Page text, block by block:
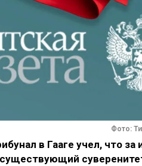
Фото:
в Гааге учел, что за